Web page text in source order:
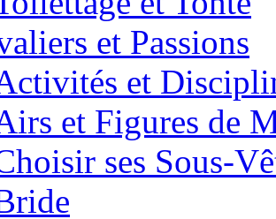
et Passions
et
et Figures de
ses Sous-